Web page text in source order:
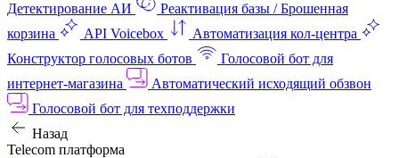
Детектирование АИ
Реактивация базы / Брошенная
корзина
API Voicebox
Автоматизация кол‑центра
Конструктор голосовых ботов
Голосовой бот для
интернет‑магазина
Автоматический исходящий обзвон
Голосовой бот для техподдержки
Назад
Telecom платформа